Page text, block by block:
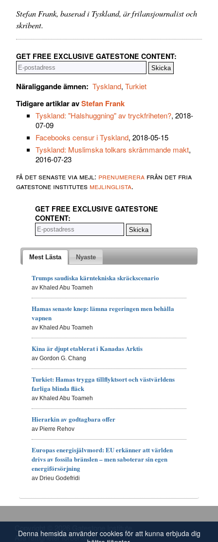
Stefan Frank, baserad i Tyskland, är frilansjournalist och
skribent.
GET FREE EXCLUSIVE GATESTONE CONTENT:
Näraliggande ämnen: Tyskland, Turkiet
Tidigare artiklar avStefan Frank
Tyskland: "Halshuggning" av tryckfriheten?, 2018-
07-09
Facebooks censur i Tyskland, 2018-05-15
Tyskland: Muslimska tolkars skrämmande makt,
2016-07-23
få det senaste via mejl: prenumerera från det fria
gatestone institutes mejlinglista.
GET FREE EXCLUSIVE GATESTONE
CONTENT:
Mest Lästa Nyaste
Trumps saudiska kärntekniska skräckscenario
av Khaled Abu Toameh
Hamas senaste knep: lämna regeringen men behålla
vapnen
av Khaled Abu Toameh
Kina är djupt etablerat i Kanadas Arktis
av Gordon G. Chang
Turkiet: Hamas trygga tillflyktsort och västvärldens
farliga blinda fläck
av Khaled Abu Toameh
Hierarkin av godtagbara offer
av Pierre Rehov
Europas energisjälvmord: EU erkänner att världen
drivs av fossila bränslen – men saboterar sin egen
energiförsörjning
av Drieu Godefridi
Alla rättigheter förbehållna.
Denna hemsida använder cookies för att kunna erbjuda dig